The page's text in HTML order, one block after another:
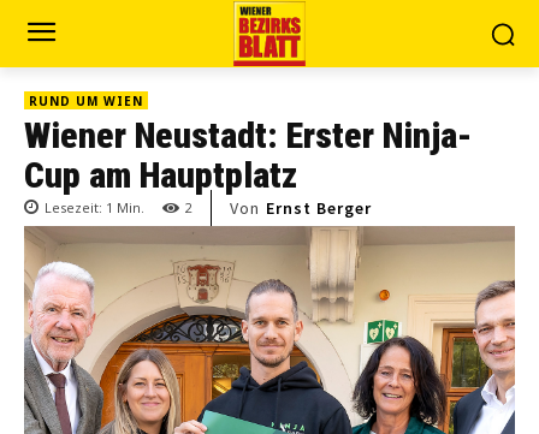
RUND UM WIEN
Wiener Neustadt: Erster Ninja-
Cup am Hauptplatz
Lesezeit: 1 Min. 2 Von Ernst Berger